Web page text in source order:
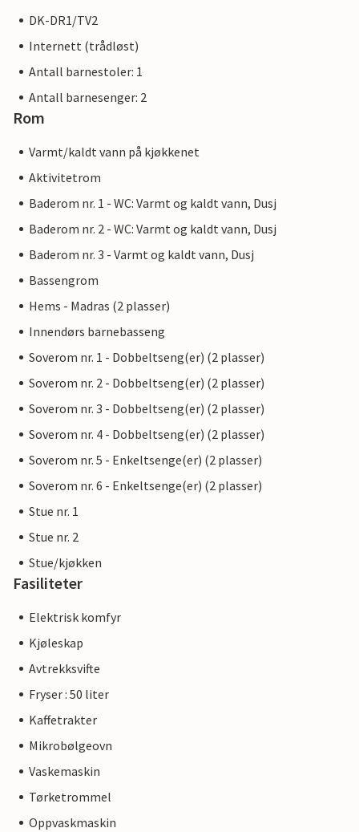
DK-DR1/TV2
Internett (trådløst)
Antall barnestoler: 1
Antall barnesenger: 2
Rom
Varmt/kaldt vann på kjøkkenet
Aktivitetrom
Baderom nr. 1 - WC: Varmt og kaldt vann, Dusj
Baderom nr. 2 - WC: Varmt og kaldt vann, Dusj
Baderom nr. 3 - Varmt og kaldt vann, Dusj
Bassengrom
Hems - Madras (2 plasser)
Innendørs barnebasseng
Soverom nr. 1 - Dobbeltseng(er) (2 plasser)
Soverom nr. 2 - Dobbeltseng(er) (2 plasser)
Soverom nr. 3 - Dobbeltseng(er) (2 plasser)
Soverom nr. 4 - Dobbeltseng(er) (2 plasser)
Soverom nr. 5 - Enkeltsenge(er) (2 plasser)
Soverom nr. 6 - Enkeltsenge(er) (2 plasser)
Stue nr. 1
Stue nr. 2
Stue/kjøkken
Fasiliteter
Elektrisk komfyr
Kjøleskap
Avtrekksvifte
Fryser : 50 liter
Kaffetrakter
Mikrobølgeovn
Vaskemaskin
Tørketrommel
Oppvaskmaskin